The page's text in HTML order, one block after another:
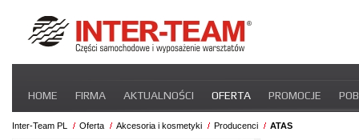
nawigacje
HOME FIRMA AKTUALNOŚCI OFERTA PROMOCJE
STREFA DLA PRZEWOŹNIKA CERTYFIKATY INTER-NEWS
Inter-Team PL Oferta Akcesoria i kosmetyki Producenci ATAS